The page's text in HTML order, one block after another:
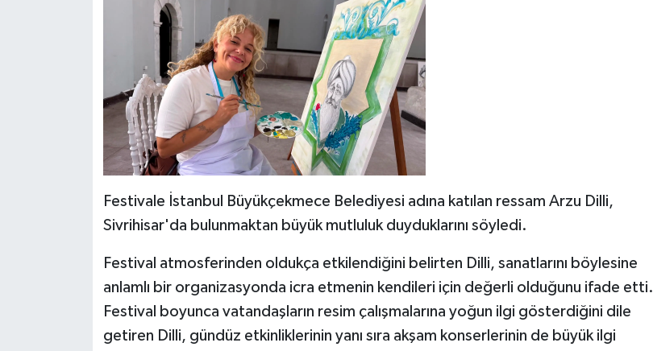
Festivale İstanbul Büyükçekmece Belediyesi adına katılan ressam Arzu Dilli,
Sivrihisar'da bulunmaktan büyük mutluluk duyduklarını söyledi.
Festival atmosferinden oldukça etkilendiğini belirten Dilli, sanatlarını böylesine
anlamlı bir organizasyonda icra etmenin kendileri için değerli olduğunu ifade etti.
Festival boyunca vatandaşların resim çalışmalarına yoğun ilgi gösterdiğini dile
getiren Dilli, gündüz etkinliklerinin yanı sıra akşam konserlerinin de büyük ilgi